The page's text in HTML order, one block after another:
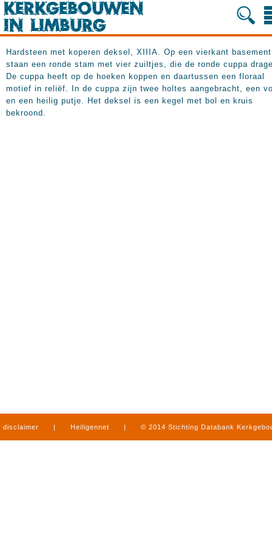
Hardsteen met koperen deksel, XIIIA. Op een vierkant basement
staan een ronde stam met vier zuiltjes, die de ronde cuppa
De cuppa heeft op de hoeken koppen en daartussen een floraal
motief in reliëf. In de cuppa zijn twee holtes aangebracht, een
en een heilig putje. Het deksel is een kegel met bol en kruis
bekroond.
disclaimer | Heiligennet | © 2014 Stichting Databank